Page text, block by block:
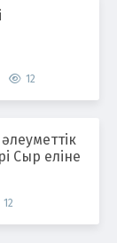
12
Сыр еліне
12